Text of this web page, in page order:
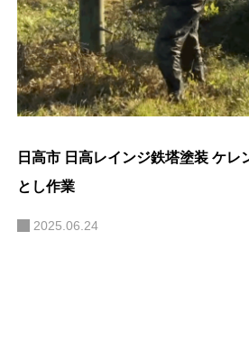
日高市 日高レインジ鉄塔塗装 ケレ
とし作業
2025.06.24